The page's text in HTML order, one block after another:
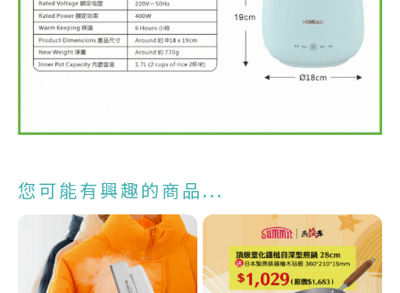
您可能有興趣的商品...